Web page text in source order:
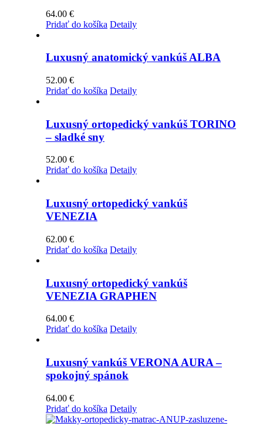
64.00 €
Pridať do košíka Detaily
Luxusný anatomický vankúš ALBA
52.00 €
Pridať do košíka Detaily
Luxusný ortopedický vankúš TORINO
– sladké sny
52.00 €
Pridať do košíka Detaily
Luxusný ortopedický vankúš
VENEZIA
62.00 €
Pridať do košíka Detaily
Luxusný ortopedický vankúš
VENEZIA GRAPHEN
64.00 €
Pridať do košíka Detaily
Luxusný vankúš VERONA AURA –
spokojný spánok
64.00 €
Pridať do košíka Detaily